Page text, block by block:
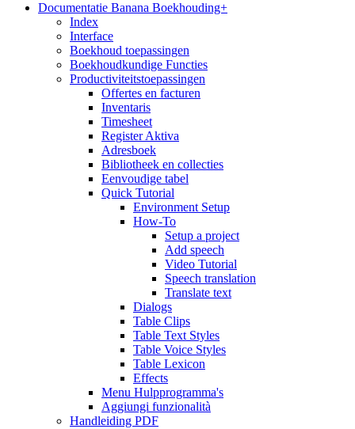
Documentatie Banana Boekhouding+
Index
Interface
Boekhoud toepassingen
Boekhoudkundige Functies
Productiviteitstoepassingen
Offertes en facturen
Inventaris
Timesheet
Register Aktiva
Adresboek
Bibliotheek en collecties
Eenvoudige tabel
Quick Tutorial
Environment Setup
How-To
Setup a project
Add speech
Video Tutorial
Speech translation
Translate text
Dialogs
Table Clips
Table Text Styles
Table Voice Styles
Table Lexicon
Effects
Menu Hulpprogramma's
Aggiungi funzionalità
Handleiding PDF